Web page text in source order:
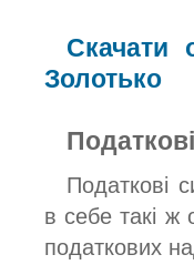
Скачати
Золотько
Податкові
в себе такі ж
податкових